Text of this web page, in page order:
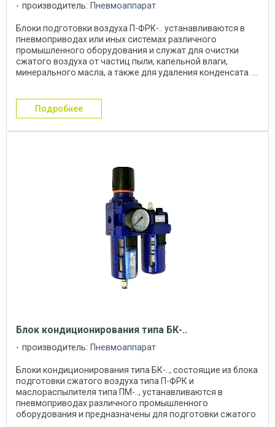
производитель: Пневмоаппарат
Блоки подготовки воздуха П-ФРК-.. устанавливаются в
пневмоприводах или иных системах различного
промышленного оборудования и служат для очистки
сжатого воздуха от частиц пыли, капельной влаги,
минерального масла, а также для удаления конденсата. ...
подробнее
Блок кондиционирования типа БК-..
производитель: Пневмоаппарат
Блоки кондиционирования типа БК-.., состоящие из блока
подготовки сжатого воздуха типа П-ФРК и
маслораспылителя типа ПМ-.., устанавливаются в
пневмоприводах различного промышленного
оборудования и предназначены для подготовки сжатого